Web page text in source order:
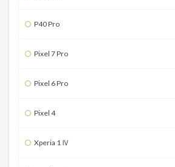
P40 Pro
Pixel 7 Pro
Pixel 6 Pro
Pixel 4
Xperia 1 Ⅳ